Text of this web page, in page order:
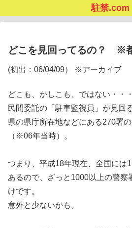
駐禁.com
どこを見回ってるの？ ※
(初出：06/04/09） ※アーカイブ
どこも、かしこも、ではない・・・
民間委託の「駐車監視員」が見回
県の県庁所在地などにある270署
（※06年当時）。
つまり、平成18年現在、全国には
あるので、ざっと1000以上の警察
けです。
意外と少ないかも。